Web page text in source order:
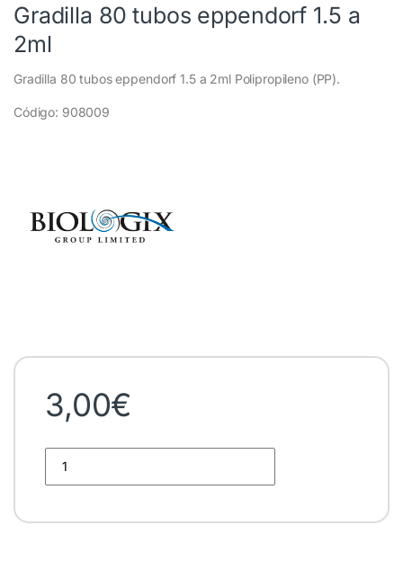
Gradilla 80 tubos eppendorf 1.5 a
2ml
Gradilla 80 tubos eppendorf 1.5 a 2ml Polipropileno (PP).
Código: 908009
3,00€